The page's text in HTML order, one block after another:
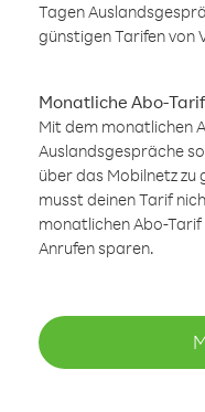
Tagen
günstigen Tarifen von
Monatliche Abo-
Mit dem monatlichen
Auslandsgespräche
über das Mobilnetz zu
musst deinen Tarif
monatlichen Abo-
Anrufen sparen.